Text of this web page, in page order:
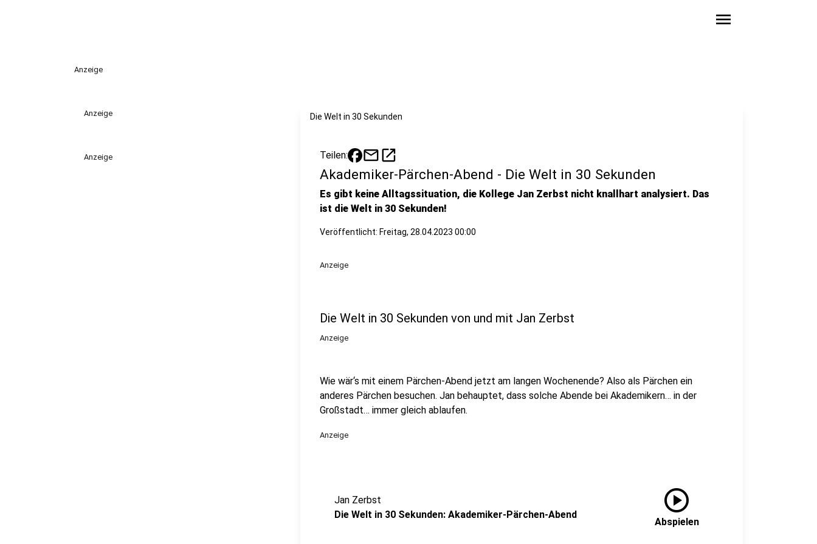
menu
Anzeige
Anzeige
Anzeige
Die Welt in 30 Sekunden
Teilen: mailopen_in_new
Akademiker-Pärchen-Abend - Die Welt in 30 Sekunden
Es gibt keine Alltagssituation, die Kollege Jan Zerbst nicht knallhart analysiert. Das
ist die Welt in 30 Sekunden!
Veröffentlicht: Freitag, 28.04.2023 00:00
Anzeige
Die Welt in 30 Sekunden von und mit Jan Zerbst
Anzeige
Wie wär‘s mit einem Pärchen-Abend jetzt am langen Wochenende? Also als Pärchen ein
anderes Pärchen besuchen. Jan behauptet, dass solche Abende bei Akademikern… in der
Großstadt… immer gleich ablaufen.
Anzeige
Jan Zerbst
Die Welt in 30 Sekunden: Akademiker-Pärchen-Abend
play_circle
Abspielen